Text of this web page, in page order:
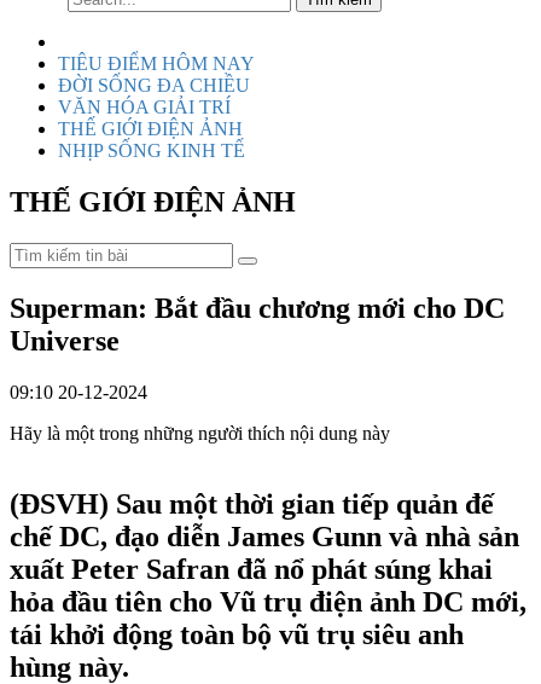
TIÊU ĐIỂM HÔM NAY
ĐỜI SỐNG ĐA CHIỀU
VĂN HÓA GIẢI TRÍ
THẾ GIỚI ĐIỆN ẢNH
NHỊP SỐNG KINH TẾ
THẾ GIỚI ĐIỆN ẢNH
Superman: Bắt đầu chương mới cho DC
Universe
09:10 20-12-2024
Hãy là một trong những người thích nội dung này
(ĐSVH) Sau một thời gian tiếp quản đế
chế DC, đạo diễn James Gunn và nhà sản
xuất Peter Safran đã nổ phát súng khai
hỏa đầu tiên cho Vũ trụ điện ảnh DC mới,
tái khởi động toàn bộ vũ trụ siêu anh
hùng này.